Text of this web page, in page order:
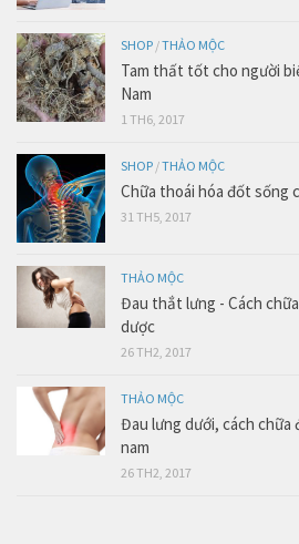
SHOP /THẢO MỘC
Tam thất tốt cho người
Nam
1 TH6, 2017
SHOP /THẢO MỘC
Chữa thoái hóa đốt sống
31 TH5, 2017
THẢO MỘC
Đau thắt lưng - Cách
dược
26 TH2, 2017
THẢO MỘC
Đau lưng dưới, cách
nam
26 TH2, 2017